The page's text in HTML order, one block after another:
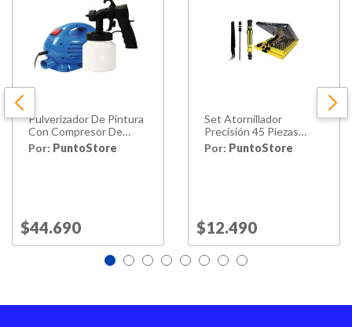
Pulverizador De Pintura
Con Compresor De
650w - Ps
Por: PuntoStore
Price reduced from
$44.690
Set Atornillador
Precisión 45 Piezas
Intercambiables - Ps
Por: PuntoStore
Price reduced from
$12.490